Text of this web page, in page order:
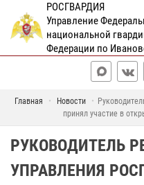
РОСГВАРДИЯ
Управление
национальной
Федерации по
Главная Новости
принял участие в
РУКОВОДИТЕЛЬ
УПРАВЛЕНИЯ